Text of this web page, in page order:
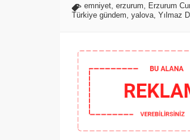
emniyet erzurum Erzurum
Türkiye gündem yalova Yılmaz